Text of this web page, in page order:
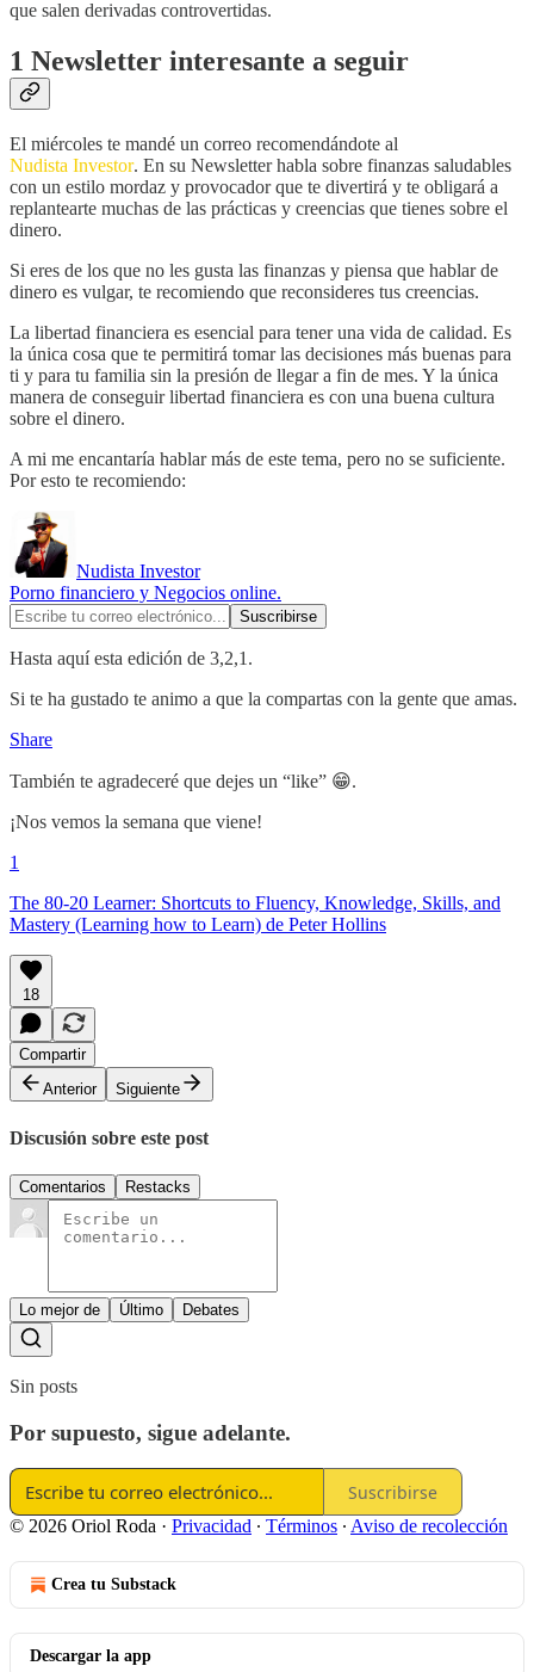
que salen derivadas controvertidas.
1 Newsletter interesante a seguir
El miércoles te mandé un correo recomendándote al
Nudista Investor. En su Newsletter habla sobre finanzas saludables
con un estilo mordaz y provocador que te divertirá y te obligará a
replantearte muchas de las prácticas y creencias que tienes sobre el
dinero.
Si eres de los que no les gusta las finanzas y piensa que hablar de
dinero es vulgar, te recomiendo que reconsideres tus creencias.
La libertad financiera es esencial para tener una vida de calidad. Es
la única cosa que te permitirá tomar las decisiones más buenas para
ti y para tu familia sin la presión de llegar a fin de mes. Y la única
manera de conseguir libertad financiera es con una buena cultura
sobre el dinero.
A mi me encantaría hablar más de este tema, pero no se suficiente.
Por esto te recomiendo:
Nudista Investor
Porno financiero y Negocios online.
Hasta aquí esta edición de 3,2,1.
Si te ha gustado te animo a que la compartas con la gente que amas.
Share
También te agradeceré que dejes un “like” 😁.
¡Nos vemos la semana que viene!
1
The 80-20 Learner: Shortcuts to Fluency, Knowledge, Skills, and
Mastery (Learning how to Learn) de Peter Hollins
18
Compartir
Anterior
Siguiente
Discusión sobre este post
Comentarios Restacks
Lo mejor de Último Debates
Sin posts
Por supuesto, sigue adelante.
Suscribirse
© 2026 Oriol Roda · Privacidad ∙ Términos ∙ Aviso de recolección
Crea tu Substack
Descargar la app